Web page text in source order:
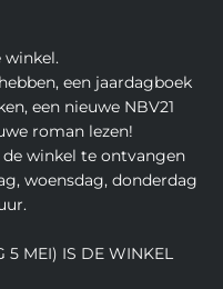
winkel.
een jaardagboek
een nieuwe NBV21
roman lezen!
winkel te ontvangen
woensdag, donderdag
5 MEI) IS DE WINKEL